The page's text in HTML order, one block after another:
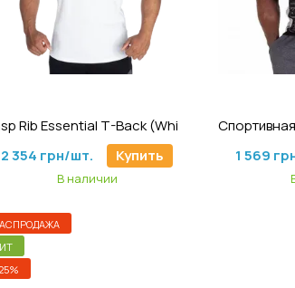
2 354 грн/шт.
Купить
В наличии
1 569